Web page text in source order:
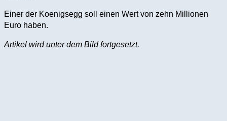
Einer der Koenigsegg soll einen Wert von zehn Millionen
Euro haben.
Artikel wird unter dem Bild fortgesetzt.